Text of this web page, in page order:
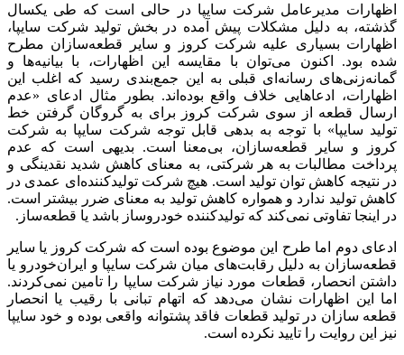
اظهارات مدیرعامل شرکت سایپا در حالی است که طی یکسال
گذشته، به دلیل مشکلات پیش آمده در بخش تولید شرکت سایپا،
اظهارات بسیاری علیه شرکت کروز و سایر قطعه‌سازان مطرح
شده بود. اکنون می‌توان با مقایسه این اظهارات، با بیانیه‌ها و
گمانه‌زنی‌های رسانه‌ای قبلی به این جمع‌بندی رسید که اغلب این
اظهارات، ادعاهایی خلاف واقع بوده‌اند. بطور مثال ادعای «عدم
ارسال قطعه از سوی شرکت کروز برای به گروگان‌ گرفتن خط
تولید سایپا» با توجه به بدهی قابل توجه شرکت سایپا به شرکت
کروز و سایر قطعه‌سازان، بی‌معنا است. بدیهی است که عدم
پرداخت مطالبات به هر شرکتی، به معنای کاهش شدید نقدینگی و
در نتیجه کاهش توان تولید است. هیچ شرکت تولیدکننده‌ای عمدی در
کاهش تولید ندارد و همواره کاهش تولید به معنای ضرر بیشتر است.
در اینجا تفاوتی نمی‌کند که تولیدکننده خودروساز باشد یا قطعه‌ساز.
ادعای دوم اما طرح این موضوع بوده است که شرکت کروز یا سایر
قطعه‌سازان به دلیل رقابت‌های میان شرکت سایپا و ایران‌خودرو یا
داشتن انحصار، قطعات مورد نیاز شرکت سایپا را تامین نمی‌کردند.
اما این اظهارات نشان می‌دهد که اتهام تبانی با رقیب یا انحصار
قطعه سازان در تولید قطعات فاقد پشتوانه واقعی بوده و خود سایپا
نیز این روایت را تایید نکرده است.